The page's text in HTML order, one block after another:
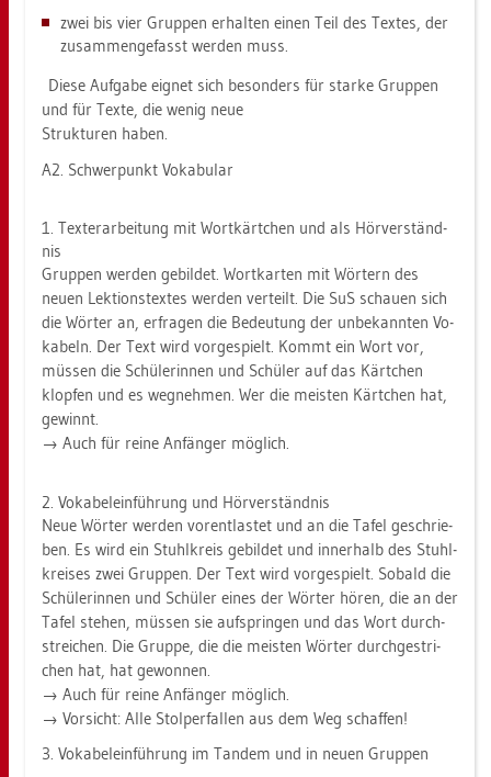
zwei bis vier Grup­pen er­hal­ten einen Teil des Tex­tes, der
zu­sam­men­ge­fasst wer­den muss.
Diese Auf­ga­be eig­net sich be­son­ders für star­ke Grup­pen
und für Texte, die wenig neue
Struk­tu­ren haben.
A2. Schwer­punkt Vo­ka­bu­lar
1. Tex­ter­ar­bei­tung mit Wort­kärt­chen und als Hör­ver­ständ­
nis
Grup­pen wer­den ge­bil­det. Wort­kar­ten mit Wör­tern des
neuen Lek­ti­ons­tex­tes wer­den ver­teilt. Die SuS schau­en sich
die Wör­ter an, er­fra­gen die Be­deu­tung der un­be­kann­ten Vo­
ka­beln. Der Text wird vor­ge­spielt. Kommt ein Wort vor,
müs­sen die Schü­le­rin­nen und Schü­ler auf das Kärt­chen
klop­fen und es weg­neh­men. Wer die meis­ten Kärt­chen hat,
ge­winnt.
→ Auch für reine An­fän­ger mög­lich.
2. Vo­ka­be­l­ein­füh­rung und Hör­ver­ständ­nis
Neue Wör­ter wer­den vor­ent­las­tet und an die Tafel ge­schrie­
ben. Es wird ein Stuhl­kreis ge­bil­det und in­ner­halb des Stuhl­
krei­ses zwei Grup­pen. Der Text wird vor­ge­spielt. So­bald die
Schü­le­rin­nen und Schü­ler eines der Wör­ter hören, die an der
Tafel ste­hen, müs­sen sie auf­sprin­gen und das Wort durch­
strei­chen. Die Grup­pe, die die meis­ten Wör­ter durch­ge­stri­
chen hat, hat ge­won­nen.
→ Auch für reine An­fän­ger mög­lich.
→ Vor­sicht: Alle Stol­per­fal­len aus dem Weg schaf­fen!
3. Vo­ka­be­l­ein­füh­rung im Tan­dem und in neuen Grup­pen